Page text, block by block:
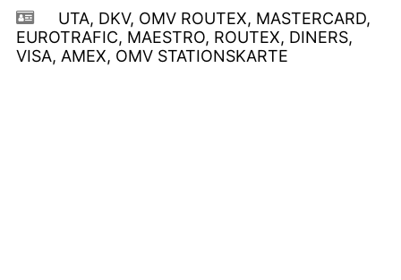
UTA, DKV, OMV ROUTEX, MASTERCARD,
EUROTRAFIC, MAESTRO, ROUTEX, DINERS,
VISA, AMEX, OMV STATIONSKARTE